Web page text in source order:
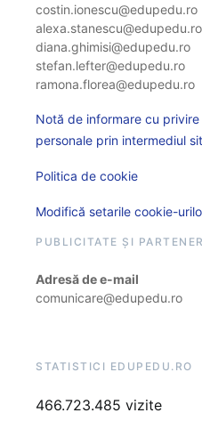
costin.ionescu@edupedu.ro
alexa.stanescu@edupedu.ro
diana.ghimisi@edupedu.ro
stefan.lefter@edupedu.ro
ramona.florea@edupedu.ro
Notă de informare cu
personale prin intermediul
Politica de cookie
Modifică setarile cookie-
PUBLICITATE ȘI
Adresă de e-mail
comunicare@edupedu.ro
STATISTICI EDUPEDU.RO
466.723.485 vizite